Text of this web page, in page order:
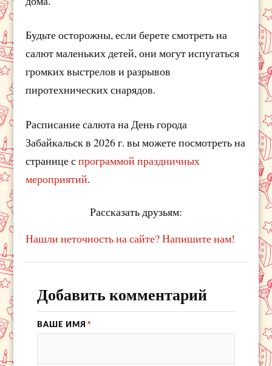
Будьте осторожны, если берете смотреть на
салют маленьких детей, они могут испугаться
громких выстрелов и разрывов
пиротехнических снарядов.
Расписание салюта на День города
Забайкальск в 2026 г. вы можете посмотреть на
странице спрограммой праздничных
мероприятий.
Рассказать друзьям:
Нашли неточность на сайте? Напишите нам!
Добавить комментарий
ВАШЕ ИМЯ *